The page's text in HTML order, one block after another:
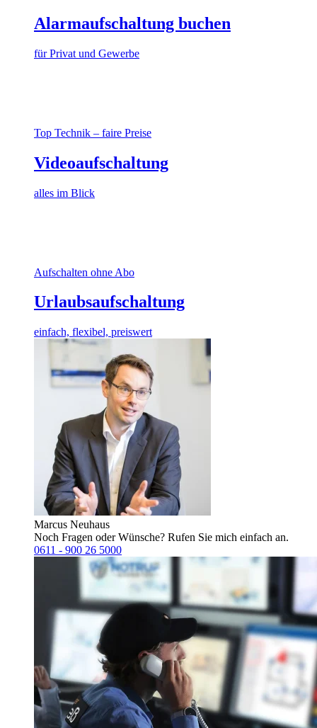
Alarmaufschaltung buchen
für Privat und Gewerbe
Top Technik – faire Preise
Videoaufschaltung
alles im Blick
Aufschalten ohne Abo
Urlaubsaufschaltung
einfach, flexibel, preiswert
Marcus Neuhaus
Noch Fragen oder Wünsche? Rufen Sie mich einfach an.
0611 - 900 26 5000